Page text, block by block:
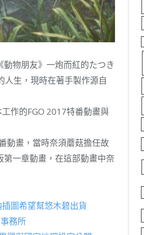
物朋友》一炮而紅的たつき
生，現時在著手製作源自
作的FGO 2017特番動畫與
動畫，當時奈須蘑菇擔任故
一章動畫，在這部動畫中奈
圖希望幫悠木碧出貨
務所